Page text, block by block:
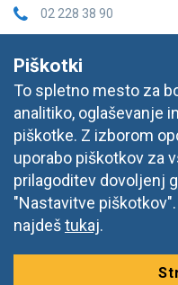
02 228 38 90
fakulteta@doba.si
Piškotki
To spletno mesto za
analitiko, oglaševanje
piškotke. Z izborom
uporabo piškotkov za
prilagoditev dovoljenj
"Nastavitve
najdeštukaj.